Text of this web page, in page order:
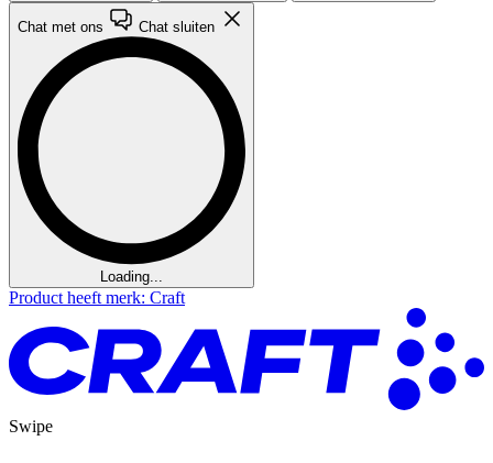
Chat met ons Chat sluiten
Loading...
Product heeft merk: Craft
Swipe